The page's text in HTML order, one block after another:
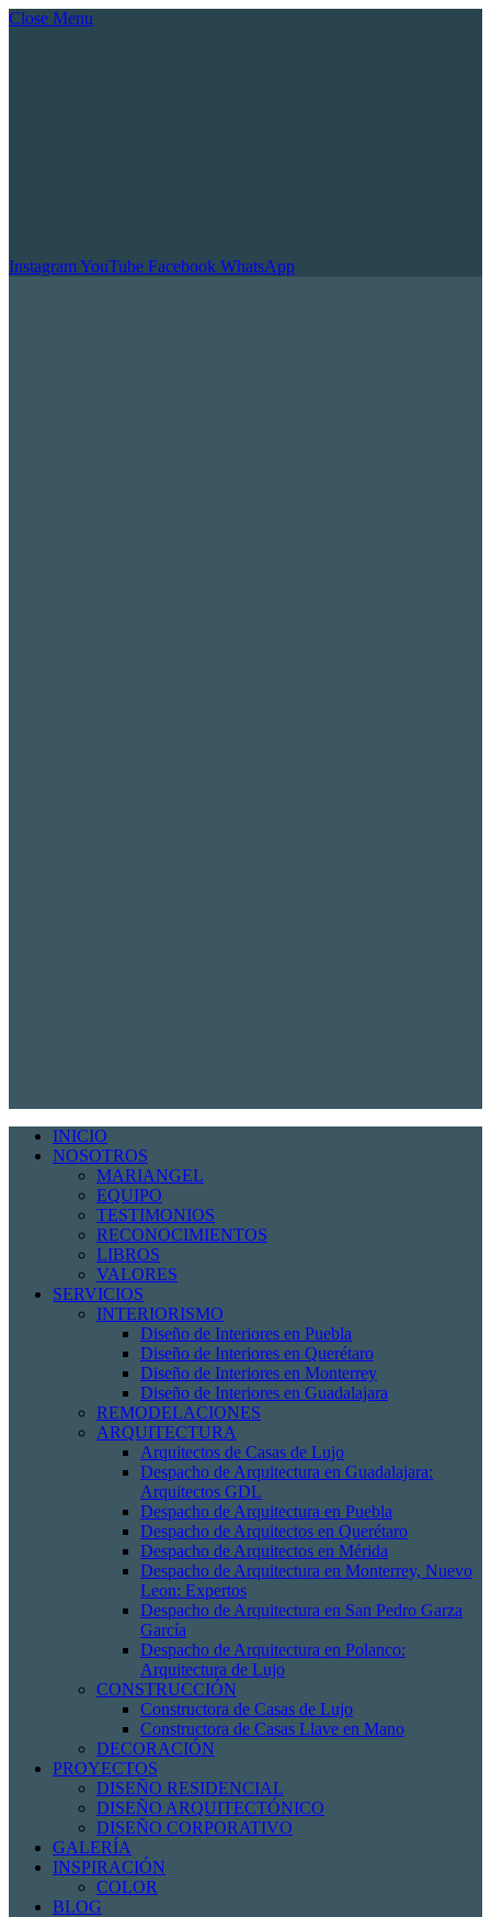
Close Menu
InstagramYouTube Facebook WhatsApp
INICIO
NOSOTROS
MARIANGEL
EQUIPO
TESTIMONIOS
RECONOCIMIENTOS
LIBROS
VALORES
SERVICIOS
INTERIORISMO
Diseño de Interiores en Puebla
Diseño de Interiores en Querétaro
Diseño de Interiores en Monterrey
Diseño de Interiores en Guadalajara
REMODELACIONES
ARQUITECTURA
Arquitectos de Casas de Lujo
Despacho de Arquitectura en Guadalajara:
Arquitectos GDL
Despacho de Arquitectura en Puebla
Despacho de Arquitectos en Querétaro
Despacho de Arquitectos en Mérida
Despacho de Arquitectura en Monterrey, Nuevo
Leon: Expertos
Despacho de Arquitectura en San Pedro Garza
García
Despacho de Arquitectura en Polanco:
Arquitectura de Lujo
CONSTRUCCIÓN
Constructora de Casas de Lujo
Constructora de Casas Llave en Mano
DECORACIÓN
PROYECTOS
DISEÑO RESIDENCIAL
DISEÑO ARQUITECTÓNICO
DISEÑO CORPORATIVO
GALERÍA
INSPIRACIÓN
COLOR
BLOG